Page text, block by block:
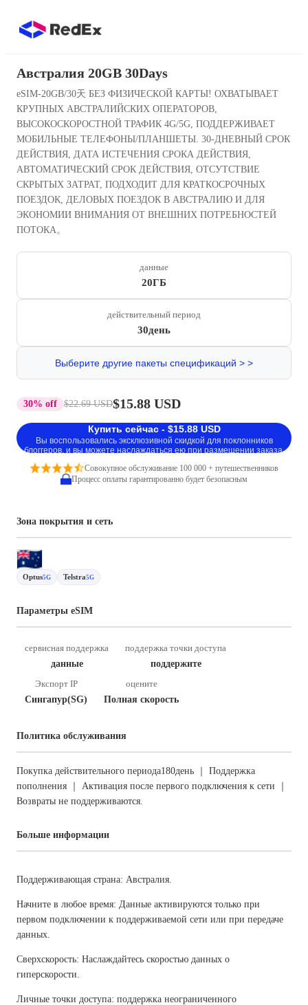
Австралия 20GB 30Days
eSIM-20GB/30天 БЕЗ ФИЗИЧЕСКОЙ КАРТЫ! ОХВАТЫВАЕТ
КРУПНЫХ АВСТРАЛИЙСКИХ ОПЕРАТОРОВ,
ВЫСОКОСКОРОСТНОЙ ТРАФИК 4G/5G, ПОДДЕРЖИВАЕТ
МОБИЛЬНЫЕ ТЕЛЕФОНЫ/ПЛАНШЕТЫ. 30-ДНЕВНЫЙ СРОК
ДЕЙСТВИЯ, ДАТА ИСТЕЧЕНИЯ СРОКА ДЕЙСТВИЯ,
АВТОМАТИЧЕСКИЙ СРОК ДЕЙСТВИЯ, ОТСУТСТВИЕ
СКРЫТЫХ ЗАТРАТ, ПОДХОДИТ ДЛЯ КРАТКОСРОЧНЫХ
ПОЕЗДОК, ДЕЛОВЫХ ПОЕЗДОК В АВСТРАЛИЮ И ДЛЯ
ЭКОНОМИИ ВНИМАНИЯ ОТ ВНЕШНИХ ПОТРЕБНОСТЕЙ
ПОТОКА。
данные
20ГБ
действительный период
30день
Выберите другие пакеты спецификаций > >
30% off $22.69 USD$15.88 USD
Купить сейчас - $15.88 USD
Вы воспользовались эксклюзивной скидкой для поклонников
блоггеров, и вы можете наслаждаться ею при размещении заказа.
Совокупное обслуживание 100 000 + путешественников
Процесс оплаты гарантированно будет безопасным
Зона покрытия и сеть
Optus5G Telstra5G
Параметры eSIM
сервисная поддержка
данные
поддержка точки доступа
поддержите
Экспорт IP
Сингапур(SG)
оцените
Полная скорость
Политика обслуживания
Покупка действительного периода180день ｜ Поддержка
пополнения ｜ Активация после первого подключения к сети ｜
Возвраты не поддерживаются.
Больше информации
Поддерживающая страна: Австралия.
Начните в любое время: Данные активируются только при
первом подключении к поддерживаемой сети или при передаче
данных.
Сверхскорость: Наслаждайтесь скоростью данных о
гиперскорости.
Личные точки доступа: поддержка неограниченного